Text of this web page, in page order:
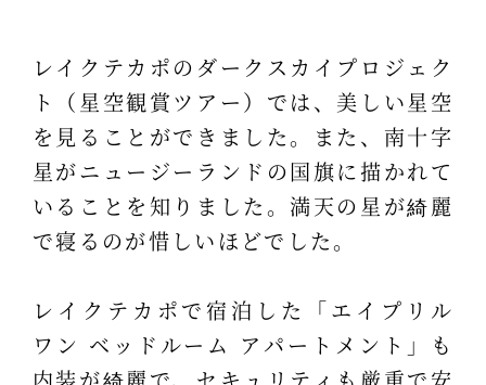
レイクテカポのダークスカイプロジェク
ト（星空観賞ツアー）では、美しい星空
を見ることができました。また、南十字
星がニュージーランドの国旗に描かれて
いることを知りました。満天の星が綺麗
で寝るのが惜しいほどでした。
レイクテカポで宿泊した「エイプリル
ワン ベッドルーム アパートメント」も